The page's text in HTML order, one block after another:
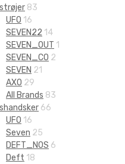
83
UFO 16
SEVEN22 14
SEVEN_OUT 1
SEVEN_CO 2
SEVEN 21
AXO 29
All Brands 83
66
UFO 16
Seven 25
DEFT_NOS 6
Deft 18